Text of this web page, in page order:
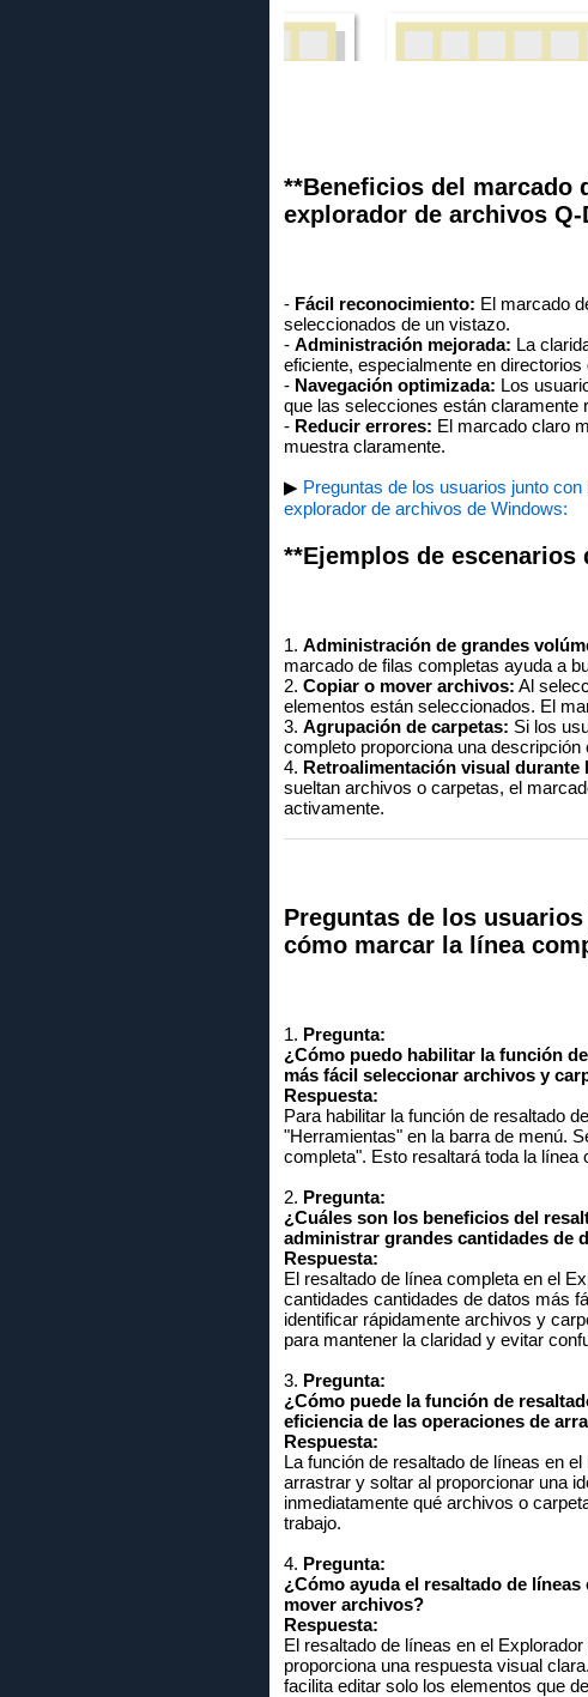
**Beneficios del marcado
explorador de archivos
- Fácil reconocimiento: El marcado
seleccionados de un vistazo.
- Administración mejorada: La
eficiente, especialmente en directorios
- Navegación optimizada: Los
que las selecciones están claramente
- Reducir errores: El marcado claro
muestra claramente.
▶ Preguntas de los usuarios junto
explorador de archivos de Windows:
**Ejemplos de escenarios
1. Administración de grandes
marcado de filas completas ayuda a
2. Copiar o mover archivos: Al
elementos están seleccionados. El
3. Agrupación de carpetas: Si los
completo proporciona una
4. Retroalimentación visual
sueltan archivos o carpetas, el
activamente.
Preguntas de los
cómo marcar la línea
1. Pregunta:
¿Cómo puedo habilitar la función
más fácil seleccionar archivos y
Respuesta:
Para habilitar la función de resaltado
"Herramientas" en la barra de menú.
completa". Esto resaltará toda la
2. Pregunta:
¿Cuáles son los beneficios del
administrar grandes cantidades de
Respuesta:
El resaltado de línea completa en el
cantidades cantidades de datos más
identificar rápidamente archivos y
para mantener la claridad y evitar
3. Pregunta:
¿Cómo puede la función de
eficiencia de las operaciones de
Respuesta:
La función de resaltado de líneas en
arrastrar y soltar al proporcionar una
inmediatamente qué archivos o
trabajo.
4. Pregunta:
¿Cómo ayuda el resaltado de
mover archivos?
Respuesta:
El resaltado de líneas en el
proporciona una respuesta visual
facilita editar solo los elementos que